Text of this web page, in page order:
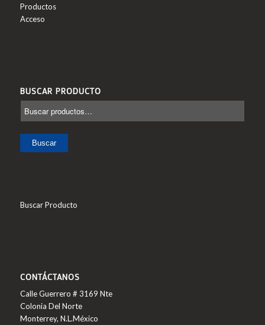
Productos
Acceso
BUSCAR PRODUCTO
Buscar
Buscar Producto
CONTÁCTANOS
Calle Guerrero # 3169 Nte
Colonia Del Norte
Monterrey, N.L.México